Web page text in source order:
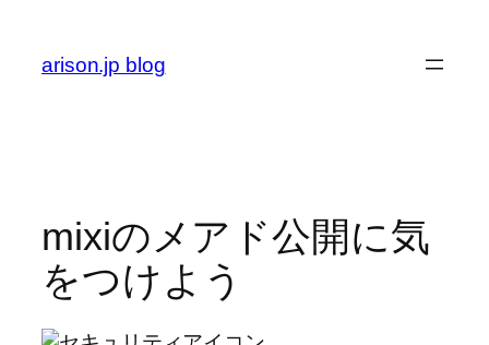
arison.jp blog
mixiのメアド公開に気
をつけよう